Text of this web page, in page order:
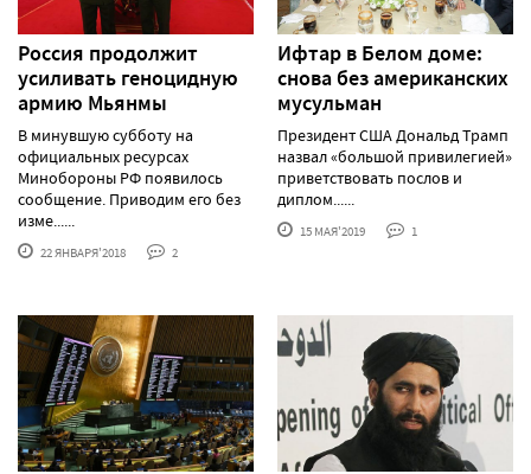
Россия продолжит
усиливать геноцидную
армию Мьянмы
В минувшую субботу на
официальных ресурсах
Минобороны РФ появилось
сообщение. Приводим его без
изме......
22 ЯНВАРЯ'2018 2
Ифтар в Белом доме:
снова без американских
мусульман
Президент США Дональд Трамп
назвал «большой привилегией»
приветствовать послов и
диплом......
15 МАЯ'2019 1